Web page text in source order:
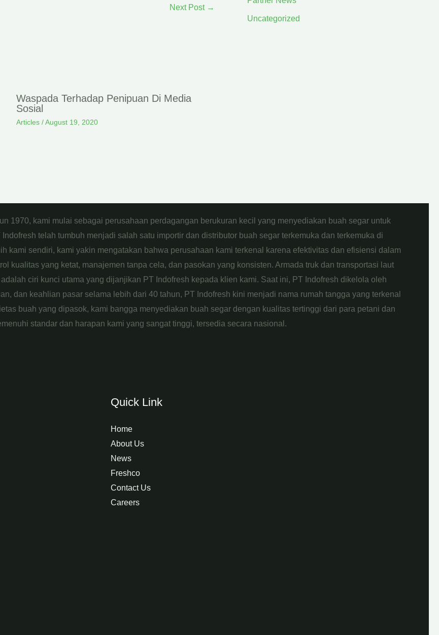
Next Post →
Waspada Terhadap Penipuan Di Media
Sosial
Articles/August 19, 2020
Uncategorized
1970, kami mulai sebagai perusahaan perdagangan berukuran kecil yang menyediakan buah segar untuk
telah tumbuh menjadi salah satu importir dan distributor buah segar terkemuka dan terkemuka di
kami sendiri, kami yakin mengatakan bahwa perusahaan kami terkenal karena efektivitas dan efisiensi dalam
kualitas yang ketat, manajemen tanpa cela, dan pasokan yang konsisten. Armada truk dan transportasi laut
ciri kunci utama yang dijanjikan PT Indofresh kepada klien kami. Saat ini, PT Indofresh dikelola oleh
dan keahlian pasar selama lebih dari 40 tahun, PT Indofresh kini menjadi nama rumah tangga yang terkenal
buah yang dipasok, kami bangga menyediakan buah segar dengan kualitas tertinggi dari para petani dan
standar dan harapan kami yang sangat tinggi, tersedia secara nasional.
Quick Link
Home
About Us
News
Freshco
Contact Us
Careers